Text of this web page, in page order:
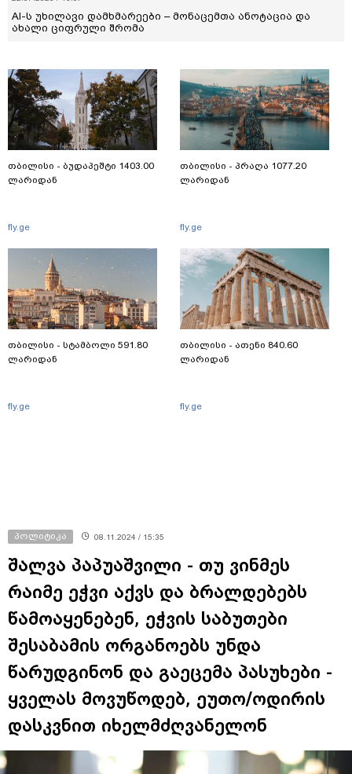
AI-ს უხილავი დამხმარეები – მონაცემთა ანოტაცია და
ახალი ციფრული შრომა
თბილისი - ბუდაპეშტი 1403.00
ლარიდან
fly.ge
თბილისი - სტამბოლი 591.80
ლარიდან
fly.ge
თბილისი - პრაღა 1077.20
ლარიდან
fly.ge
თბილისი - ათენი 840.60
ლარიდან
fly.ge
პოლიტიკა 08.11.2024 / 15:35
შალვა პაპუაშვილი - თუ ვინმეს
რაიმე ეჭვი აქვს და ბრალდებებს
წამოაყენებენ, ეჭვის საბუთები
შესაბამის ორგანოებს უნდა
წარუდგინონ და გაეცემა პასუხები -
ყველას მოვუწოდებ, ეუთო/ოდირის
დასკვნით იხელმძღვანელონ